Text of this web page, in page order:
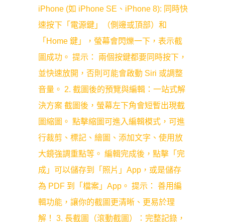
iPhone (如 iPhone SE、iPhone 8): 同時快
速按下「電源鍵」（側邊或頂部）和
「Home 鍵」，螢幕會閃爍一下，表示截
圖成功。 提示： 兩個按鍵都要同時按下，
並快速放開，否則可能會啟動 Siri 或調整
音量。 2. 截圖後的預覽與編輯：一站式解
決方案 截圖後，螢幕左下角會短暫出現截
圖縮圖。 點擊縮圖可進入編輯模式，可進
行裁剪、標記、繪圖、添加文字、使用放
大鏡強調重點等。 編輯完成後，點擊「完
成」可以儲存到「照片」App，或是儲存
為 PDF 到「檔案」App。 提示： 善用編
輯功能，讓你的截圖更清晰、更易於理
解！ 3. 長截圖（滾動截圖）：完整記錄，